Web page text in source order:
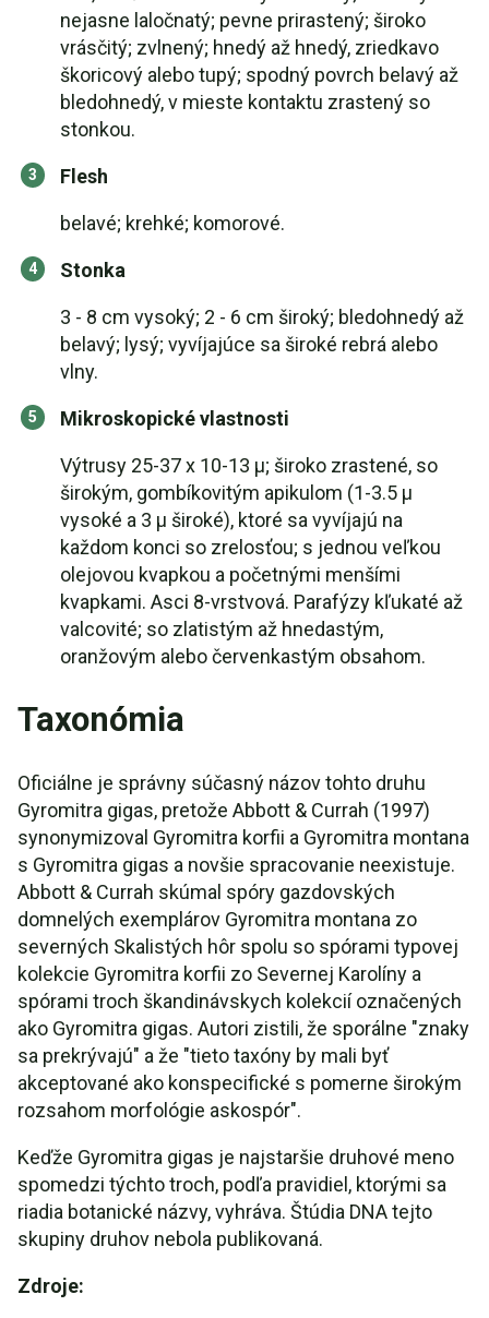
nejasne laločnatý; pevne prirastený; široko
vrásčitý; zvlnený; hnedý až hnedý, zriedkavo
škoricový alebo tupý; spodný povrch belavý až
bledohnedý, v mieste kontaktu zrastený so
stonkou.
Flesh
belavé; krehké; komorové.
Stonka
3 - 8 cm vysoký; 2 - 6 cm široký; bledohnedý až
belavý; lysý; vyvíjajúce sa široké rebrá alebo
vlny.
Mikroskopické vlastnosti
Výtrusy 25-37 x 10-13 µ; široko zrastené, so
širokým, gombíkovitým apikulom (1-3.5 µ
vysoké a 3 µ široké), ktoré sa vyvíjajú na
každom konci so zrelosťou; s jednou veľkou
olejovou kvapkou a početnými menšími
kvapkami. Asci 8-vrstvová. Parafýzy kľukaté až
valcovité; so zlatistým až hnedastým,
oranžovým alebo červenkastým obsahom.
Taxonómia
Oficiálne je správny súčasný názov tohto druhu
Gyromitra gigas, pretože Abbott & Currah (1997)
synonymizoval Gyromitra korfii a Gyromitra montana
s Gyromitra gigas a novšie spracovanie neexistuje.
Abbott & Currah skúmal spóry gazdovských
domnelých exemplárov Gyromitra montana zo
severných Skalistých hôr spolu so spórami typovej
kolekcie Gyromitra korfii zo Severnej Karolíny a
spórami troch škandinávskych kolekcií označených
ako Gyromitra gigas. Autori zistili, že sporálne "znaky
sa prekrývajú" a že "tieto taxóny by mali byť
akceptované ako konspecifické s pomerne širokým
rozsahom morfológie askospór".
Keďže Gyromitra gigas je najstaršie druhové meno
spomedzi týchto troch, podľa pravidiel, ktorými sa
riadia botanické názvy, vyhráva. Štúdia DNA tejto
skupiny druhov nebola publikovaná.
Zdroje: